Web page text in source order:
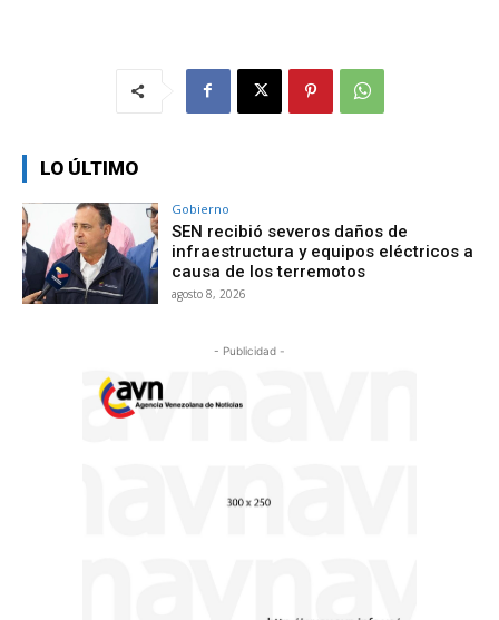
LO ÚLTIMO
Gobierno
SEN recibió severos daños de
infraestructura y equipos eléctricos a
causa de los terremotos
agosto 8, 2026
- Publicidad -